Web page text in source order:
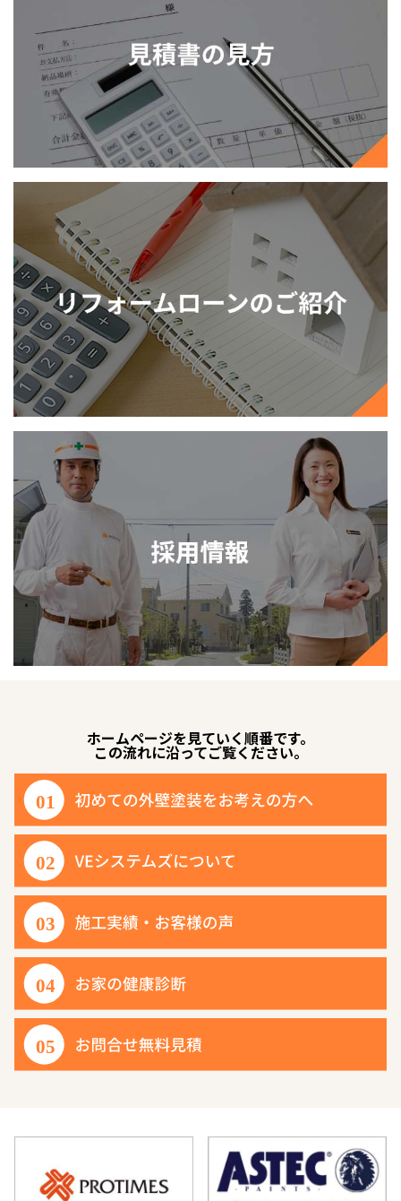
ホームページを見ていく順番です。
この流れに沿ってご覧ください。